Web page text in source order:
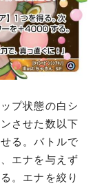
プ状態の白シ
させた数以下
る。バトルで
エナを与えず
。エナを絞り